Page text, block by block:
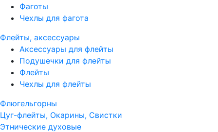
Фаготы
Чехлы для фагота
Флейты, аксессуары
Аксессуары для флейты
Подушечки для флейты
Флейты
Чехлы для флейты
Флюгельгорны
Цуг-флейты, Окарины, Свистки
Этнические духовые